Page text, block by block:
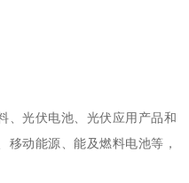
、光伏电池、光伏应用产品和
移动能源、能及燃料电池等，